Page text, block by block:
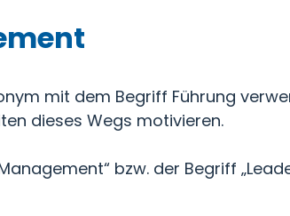
mit dem Begriff Führung
dieses Wegs motivieren.
bzw. der Begriff